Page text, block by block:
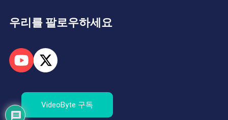
우리를 팔로우하세요
VideoByte 구독